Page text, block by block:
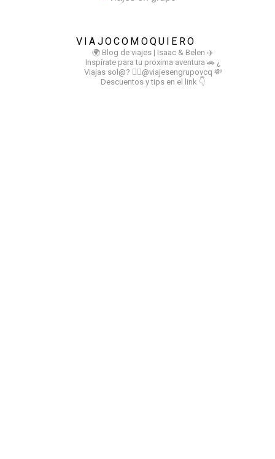
VIAJOCOMOQUIERO
🌍 Blog de viajes | Isaac & Belen ✈️
Inspírate para tu proxima aventura 🚗 ¿
Viajas sol@? 👉🏻@viajesengrupovcq 💸
Descuentos y tips en el link 👇